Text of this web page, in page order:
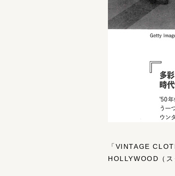
「VINTAGE
HOLLYWOOD（ス